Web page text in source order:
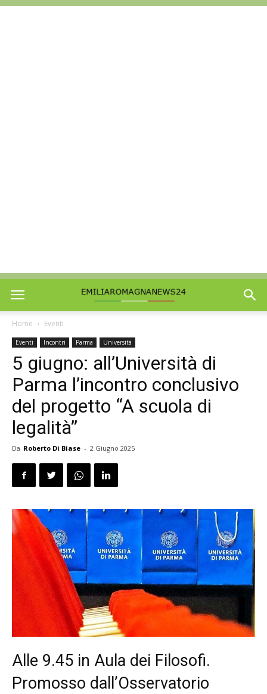
Home Eventi
Eventi Incontri Parma Università
5 giugno: all’Università di
Parma l’incontro conclusivo
del progetto “A scuola di
legalità”
Da Roberto Di Biase - 2 Giugno 2025
Alle 9.45 in Aula dei Filosofi.
Promosso dall’Osservatorio